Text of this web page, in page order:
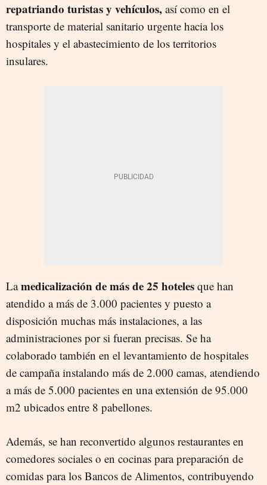
repatriando turistas y vehículos, así como en el
transporte de material sanitario urgente hacia los
hospitales y el abastecimiento de los territorios
insulares.
Lamedicalización de más de 25 hoteles que han
atendido a más de 3.000 pacientes y puesto a
disposición muchas más instalaciones, a las
administraciones por si fueran precisas. Se ha
colaborado también en el levantamiento de hospitales
de campaña instalando más de 2.000 camas, atendiendo
a más de 5.000 pacientes en una extensión de 95.000
m2 ubicados entre 8 pabellones.
Además, se han reconvertido algunos restaurantes en
comedores sociales o en cocinas para preparación de
comidas para los Bancos de Alimentos, contribuyendo